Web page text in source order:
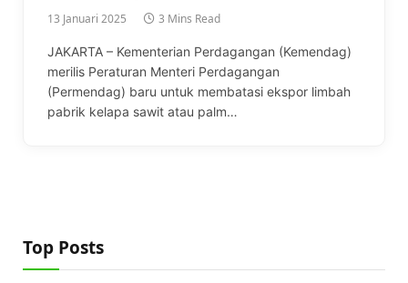
13 Januari 2025 3 Mins Read
JAKARTA – Kementerian Perdagangan (Kemendag)
merilis Peraturan Menteri Perdagangan
(Permendag) baru untuk membatasi ekspor limbah
pabrik kelapa sawit atau palm…
Top Posts